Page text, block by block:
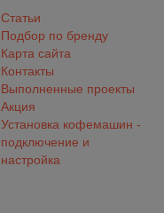
Статьи
Подбор по бренду
Карта сайта
Контакты
Выполненные проекты
Акция
Установка кофемашин -
подключение и
настройка